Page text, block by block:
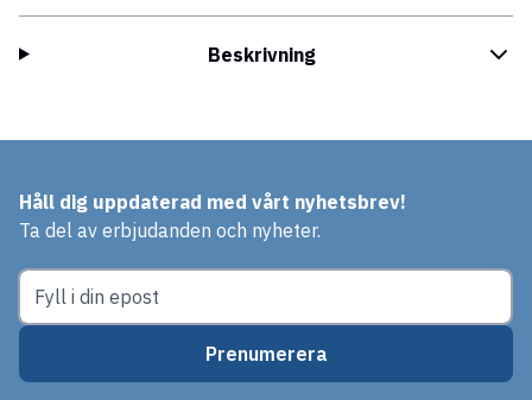
Beskrivning
Håll dig uppdaterad med vårt nyhetsbrev!
Ta del av erbjudanden och nyheter.
Prenumerera